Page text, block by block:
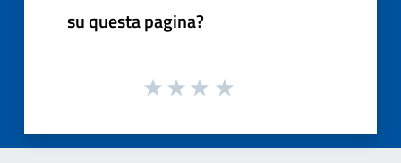
su questa pagina?